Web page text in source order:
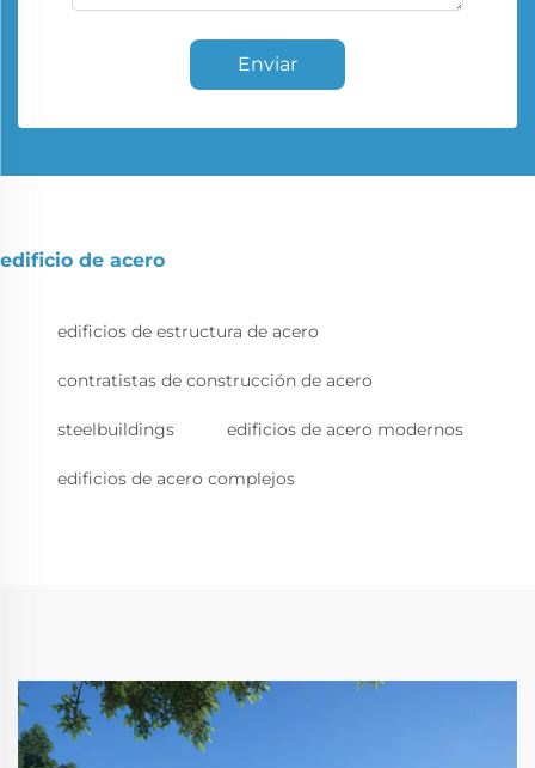
Enviar
edificio de acero
edificios de estructura de acero
contratistas de construcción de acero
steelbuildings edificios de acero modernos
edificios de acero complejos